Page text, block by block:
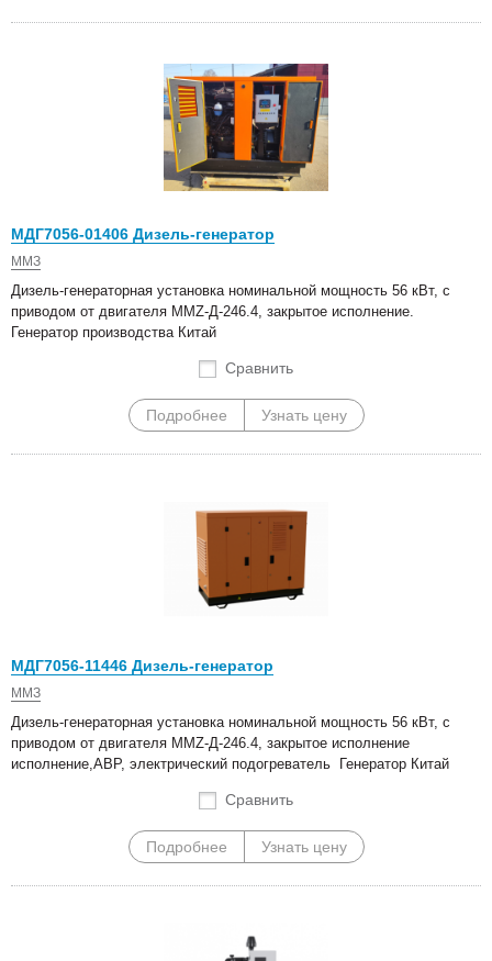
МДГ7056-01406 Дизель-генератор
ММЗ
Дизель-генераторная установка номинальной мощность 56 кВт, с
приводом от двигателя MMZ-Д-246.4, закрытое исполнение.
Генератор производства Китай
Сравнить
Подробнее Узнать цену
МДГ7056-11446 Дизель-генератор
ММЗ
Дизель-генераторная установка номинальной мощность 56 кВт, с
приводом от двигателя MMZ-Д-246.4, закрытое исполнение
исполнение,АВР, электрический подогреватель Генератор Китай
Сравнить
Подробнее Узнать цену